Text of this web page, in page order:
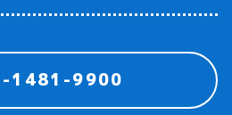
1481-9900